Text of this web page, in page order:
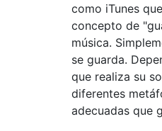
como iTunes
concepto de
música.
se guarda.
que realiza su
diferentes
adecuadas que